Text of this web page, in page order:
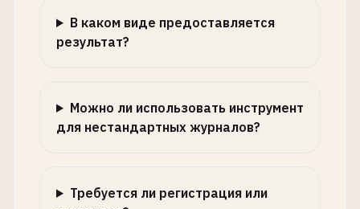
В каком виде предоставляется
результат?
Можно ли использовать инструмент
для нестандартных журналов?
Требуется ли регистрация или